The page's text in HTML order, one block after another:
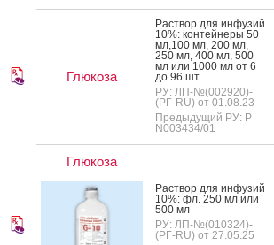
Глюкоза
Рас­твор для ин­фу­зий
10%: кон­тей­не­ры 50
мл,100 мл, 200 мл,
250 мл, 400 мл, 500
мл или 1000 мл от 6
до 96 шт.
РУ: ЛП-№(002920)-
(РГ-RU) от 01.08.23
Предыдущий РУ: Р
N003434/01
Глюкоза
Рас­твор для ин­фу­зий
10%: фл. 250 мл или
500 мл
РУ: ЛП-№(010324)-
(РГ-RU) от 27.05.25